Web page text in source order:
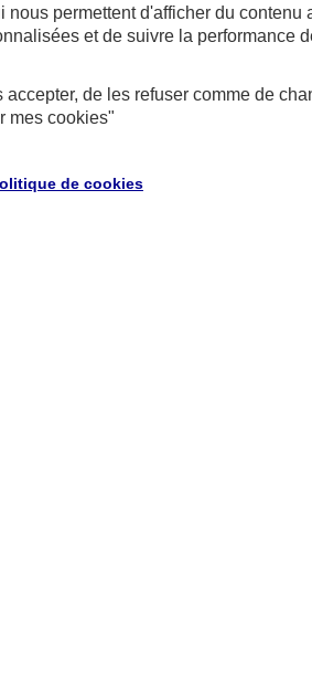
AXA Assurance
nous permettent d'afficher du contenu
et de suivre la performance
de les refuser comme de
mes cookies"
de cookies